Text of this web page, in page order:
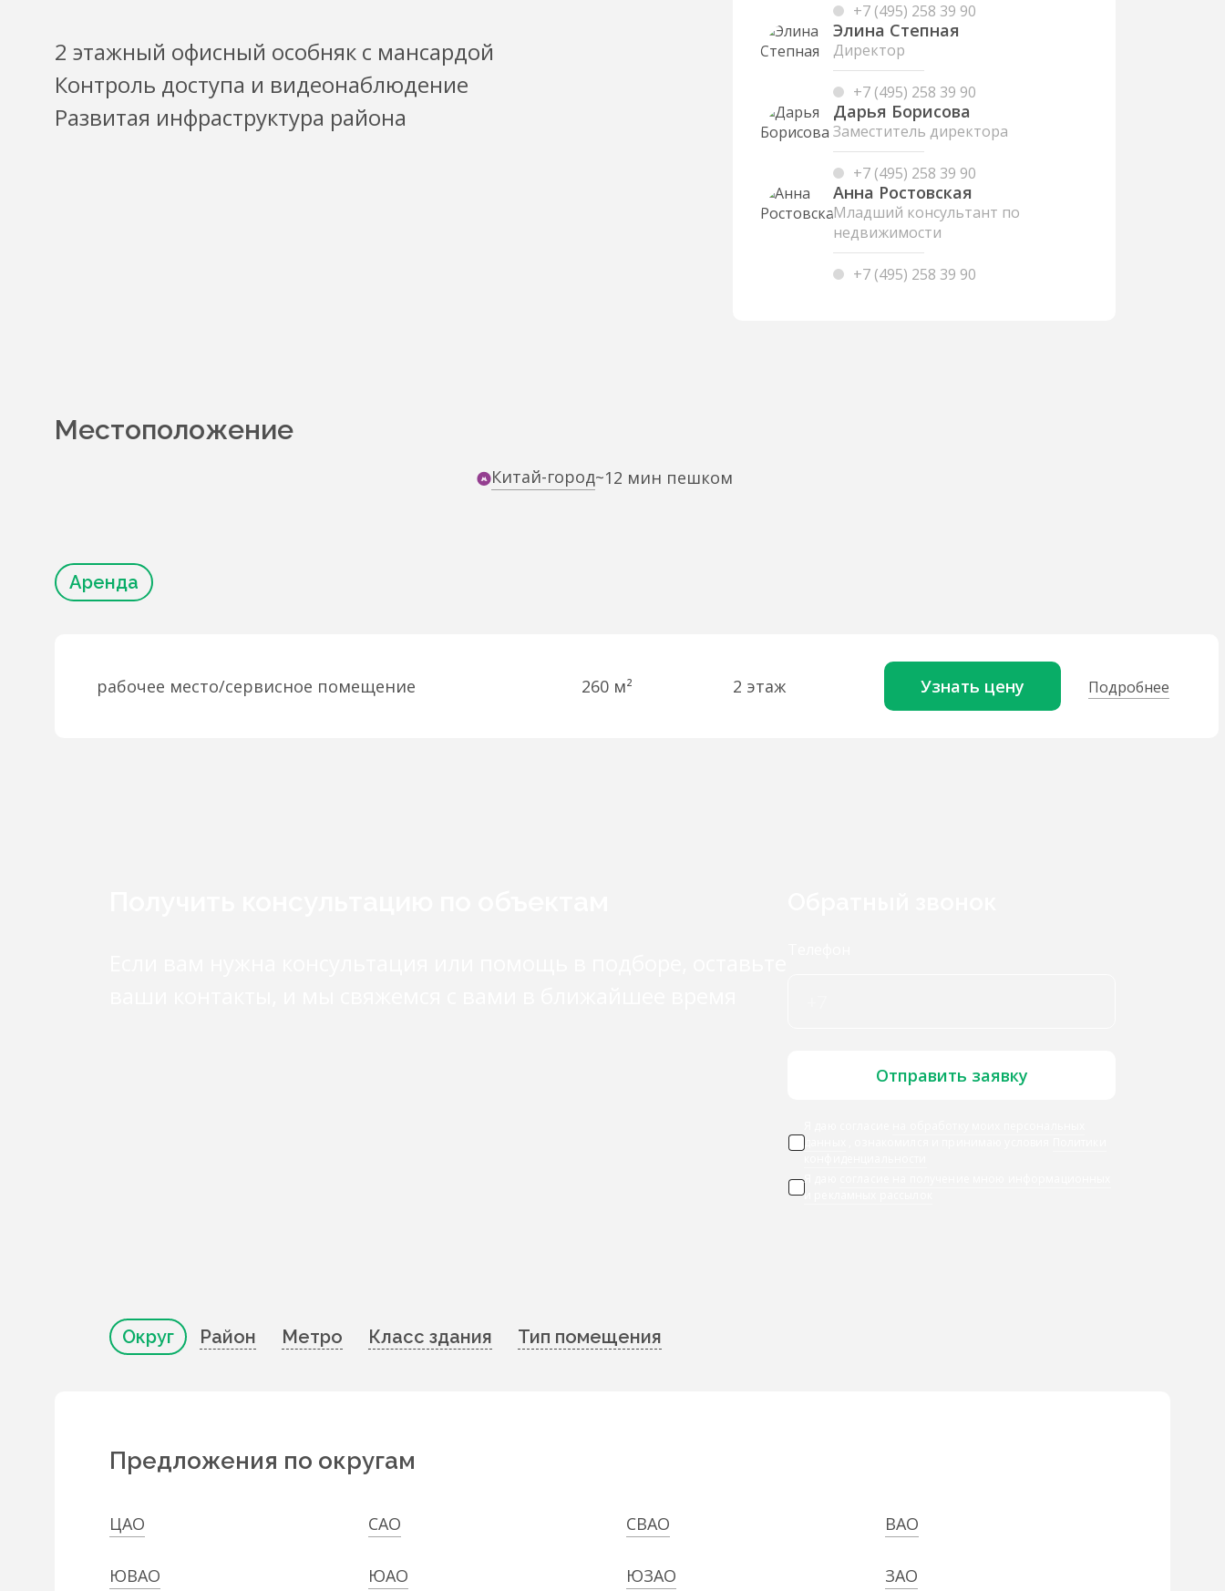
2 этажный офисный особняк с мансардой
Контроль доступа и видеонаблюдение
Развитая инфраструктура района
+7 (495) 258 39 90
Элина Степная
Директор
+7 (495) 258 39 90
Дарья Борисова
Заместитель директора
+7 (495) 258 39 90
Анна Ростовская
Младший консультант по
недвижимости
+7 (495) 258 39 90
Местоположение
Китай-город~12 мин пешком
Аренда
рабочее место/сервисное помещение 260 м² 2 этаж Узнать цену Подробнее
Отправить заявку
данных
Я даю
и рекламных рассылок
Округ Район Метро Класс здания Тип помещения
Предложения по округам
ЦАО САО СВАО ВАО
ЮВАО ЮАО ЮЗАО ЗАО